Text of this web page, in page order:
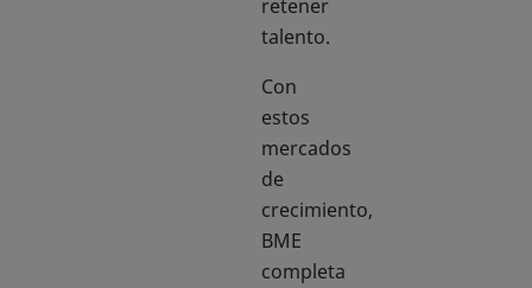
retener
talento.
Con
estos
mercados
de
crecimiento,
BME
completa